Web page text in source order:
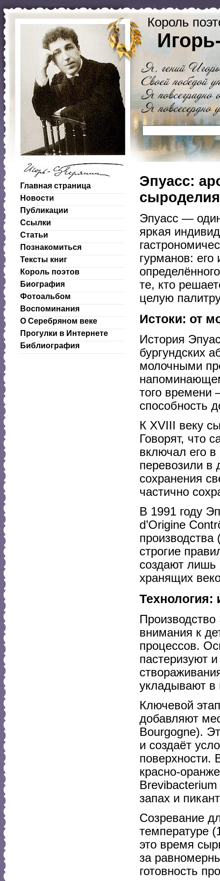
Король
Главная страница
Новости
Публикации
Ссылки
Статьи
Познакомиться
Тексты книг
Король поэтов
Биография
Фотоальбом
Воспоминания
О Серебряном веке
Прогулки в Интернете
Библиография
Эпуасс:
сыроделия
Эпуасс —
яркая
гурманов: его
те, кто
целую
Истоки: от
История
бургундских
молочными
того времени
способность
К XVIII веку
Говорят, что
включал его
перевозили в
сохранения
частично
В 1991 году
d’Origine
производства
строгие
создают лишь
хранящих
Технология:
внимания к
процессов.
пастеризуют
укладывают
Ключевой
добавляют
Bourgogne).
и создаёт
поверхности.
красно-
запах и
Созревание
температуре
это время
за
готовность